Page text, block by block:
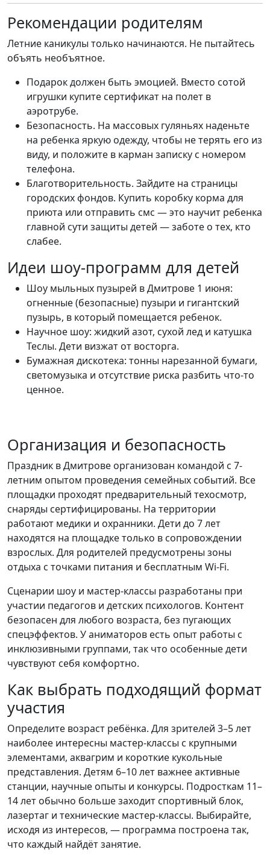
Рекомендации родителям
Летние каникулы только начинаются. Не пытайтесь
объять необъятное.
Подарок должен быть эмоцией. Вместо сотой
игрушки купите сертификат на полет в
аэротрубе.
Безопасность. На массовых гуляньях наденьте
на ребенка яркую одежду, чтобы не терять его из
виду, и положите в карман записку с номером
телефона.
Благотворительность. Зайдите на страницы
городских фондов. Купить коробку корма для
приюта или отправить смс — это научит ребенка
главной сути защиты детей — заботе о тех, кто
слабее.
Идеи шоу-программ для детей
Шоу мыльных пузырей в Дмитрове 1 июня:
огненные (безопасные) пузыри и гигантский
пузырь, в который помещается ребенок.
Научное шоу: жидкий азот, сухой лед и катушка
Теслы. Дети визжат от восторга.
Бумажная дискотека: тонны нарезанной бумаги,
светомузыка и отсутствие риска разбить что-то
ценное.
Организация и безопасность
Праздник в Дмитрове организован командой с 7-
летним опытом проведения семейных событий. Все
площадки проходят предварительный техосмотр,
снаряды сертифицированы. На территории
работают медики и охранники. Дети до 7 лет
находятся на площадке только в сопровождении
взрослых. Для родителей предусмотрены зоны
отдыха с точками питания и бесплатным Wi-Fi.
Сценарии шоу и мастер-классы разработаны при
участии педагогов и детских психологов. Контент
безопасен для любого возраста, без пугающих
спецэффектов. У аниматоров есть опыт работы с
инклюзивными группами, так что особенные дети
чувствуют себя комфортно.
Как выбрать подходящий формат
участия
Определите возраст ребёнка. Для зрителей 3–5 лет
наиболее интересны мастер-классы с крупными
элементами, аквагрим и короткие кукольные
представления. Детям 6–10 лет важнее активные
станции, научные опыты и конкурсы. Подросткам 11–
14 лет обычно больше заходит спортивный блок,
лазертаг и технические мастер-классы. Выбирайте,
исходя из интересов, — программа построена так,
что каждый найдёт занятие.